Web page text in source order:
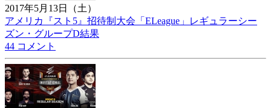
2017年5月13日（土）
アメリカ『スト5』招待制大会「ELeague」レギュラーシー
ズン・グループD結果
44 コメント